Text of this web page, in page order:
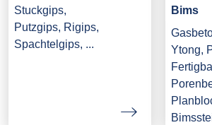
Stuckgips,
Putzgips, Rigips,
Spachtelgips, ...
Bims
Ytong,